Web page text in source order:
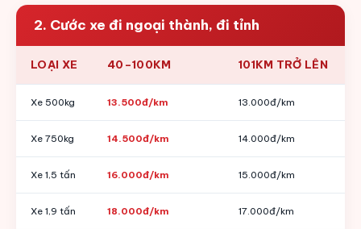
2. Cước xe đi ngoại thành, đi tỉnh
LOẠI XE 40–100KM 101KM TRỞ LÊN
Xe 500kg 13.500đ/km 13.000đ/km
Xe 750kg 14.500đ/km 14.000đ/km
Xe 1,5 tấn 16.000đ/km 15.000đ/km
Xe 1,9 tấn 18.000đ/km 17.000đ/km